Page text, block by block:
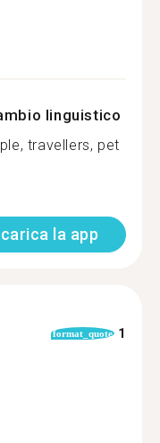
linguistico
travellers, pet
la app
format_quote 1